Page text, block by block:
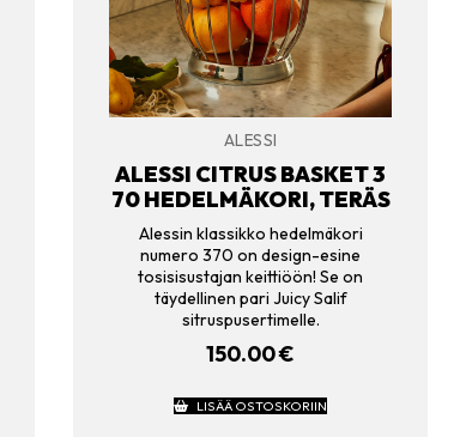
ALESSI
ALESSI CITRUS BASKET 3
70 HEDELMÄKORI, TERÄS
Alessin klassikko hedelmäkori
numero 370 on design-esine
tosisisustajan keittiöön! Se on
täydellinen pari Juicy Salif
sitruspusertimelle.
150.00€
LISÄÄ OSTOSKORIIN